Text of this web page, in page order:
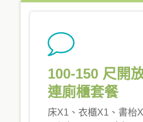
100-150 尺開
連廁櫃套餐
床X1、衣櫃X1、書枱